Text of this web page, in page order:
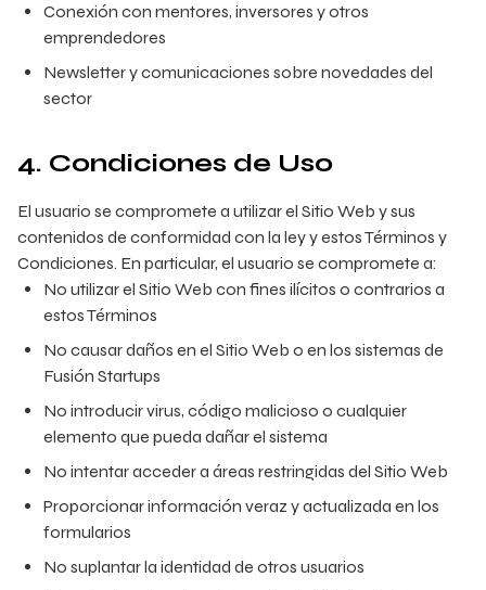
Conexión con mentores, inversores y otros
emprendedores
Newsletter y comunicaciones sobre novedades del
sector
4. Condiciones de Uso
El usuario se compromete a utilizar el Sitio Web y sus
contenidos de conformidad con la ley y estos Términos y
Condiciones. En particular, el usuario se compromete a:
No utilizar el Sitio Web con fines ilícitos o contrarios a
estos Términos
No causar daños en el Sitio Web o en los sistemas de
Fusión Startups
No introducir virus, código malicioso o cualquier
elemento que pueda dañar el sistema
No intentar acceder a áreas restringidas del Sitio Web
Proporcionar información veraz y actualizada en los
formularios
No suplantar la identidad de otros usuarios